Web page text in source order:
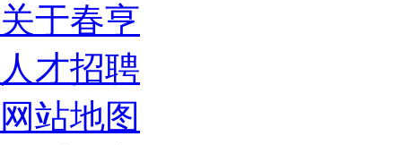
关于春亨
人才招聘
网站地图